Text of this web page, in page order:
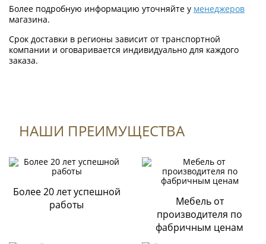
Более подробную информацию уточняйте у менеджеров
магазина.
Срок доставки в регионы зависит от транспортной
компании и оговаривается индивидуально для каждого
заказа.
Формы оплаты
Оплата по QR-коду
Быстрая и выгодная оплата товара на сайте или через
мобильное приложение Вашего банка;
Оплата картами
Visa, Mastercard, Сбербанк и т.д.
Через терминал магазина «Стильная мебель»;
К данному товару нет отзывов.
Поделитесь вашим мнением
НАШИ ПРЕИМУЩЕСТВА
Более 20 лет успешной
работы
Мебель от
производителя по
фабричным ценам